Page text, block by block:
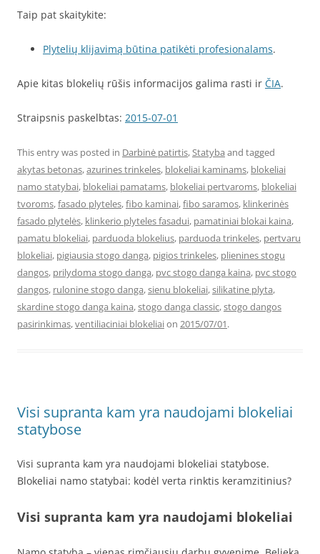
Taip pat skaitykite:
Plytelių klijavimą būtina patikėti profesionalams.
Apie kitas blokelių rūšis informacijos galima rasti ir ČIA.
Straipsnis paskelbtas: 2015-07-01
This entry was posted in Darbinė patirtis,Statyba and tagged
akytas betonas,azurines trinkeles, blokeliai kaminams, blokeliai
namo statybai, blokeliai pamatams, blokeliai pertvaroms, blokeliai
tvoroms,fasado plyteles,fibo kaminai,fibo saramos, klinkerinės
fasado plytelės, klinkerio plyteles fasadui, pamatiniai blokai kaina,
pamatu blokeliai, parduoda blokelius, parduoda trinkeles, pertvaru
blokeliai, pigiausia stogo danga, pigios trinkeles, plienines stogu
dangos, prilydoma stogo danga, pvc stogo danga kaina, pvc stogo
dangos, rulonine stogo danga,sienu blokeliai,silikatine plyta,
skardine stogo danga kaina,stogo danga classic,stogo dangos
pasirinkimas,ventiliaciniai blokeliaion 2015/07/01.
Visi supranta kam yra naudojami blokeliai
statybose
Visi supranta kam yra naudojami blokeliai statybose.
Blokeliai namo statybai: kodėl verta rinktis keramzitinius?
Visi supranta kam yra naudojami blokeliai